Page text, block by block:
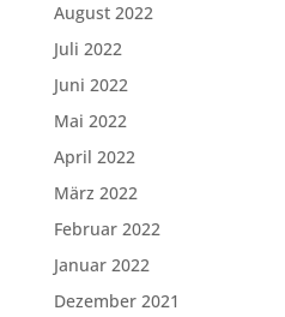
August 2022
Juli 2022
Juni 2022
Mai 2022
April 2022
März 2022
Februar 2022
Januar 2022
Dezember 2021